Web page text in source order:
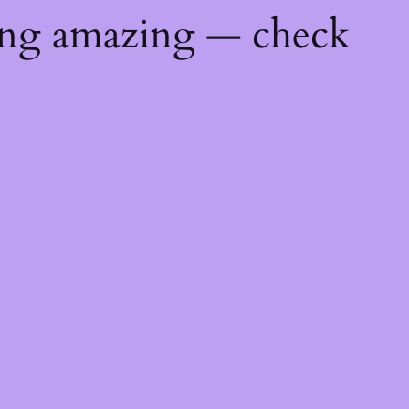
amazing — check